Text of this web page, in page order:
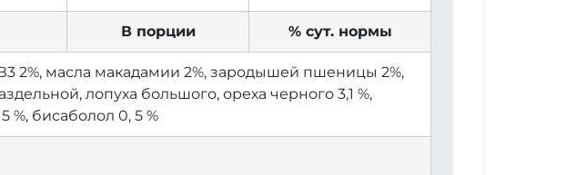
В порции % сут. нормы
2%, масла макадамии 2%, зародышей пшеницы 2%,
лопуха большого, ореха черного 3,1 %,
%, бисаболол 0, 5 %